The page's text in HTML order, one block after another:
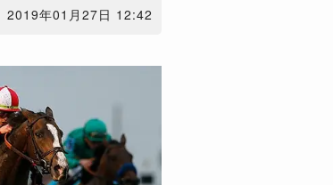
2019年01月27日 12:42